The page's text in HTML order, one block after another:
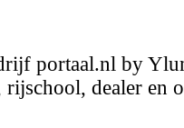
portaal.nl by
dealer en